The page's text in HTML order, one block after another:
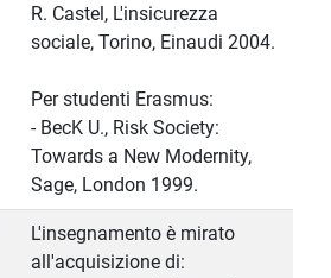
R. Castel, L'insicurezza
sociale, Torino, Einaudi 2004.
Per studenti Erasmus:
- BecK U., Risk Society:
Towards a New Modernity,
Sage, London 1999.
L'insegnamento è mirato
all'acquisizione di: